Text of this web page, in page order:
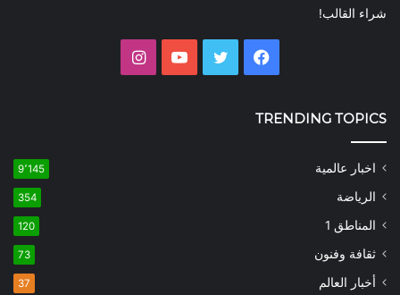
شراء القالب!
فيسبوك تويتر يوتيوب
TRENDING TOPICS
اخبار عالمية 9٬145
الرياضة 354
المناطق 1 120
ثقافة وفنون 73
أخبار العالم 37